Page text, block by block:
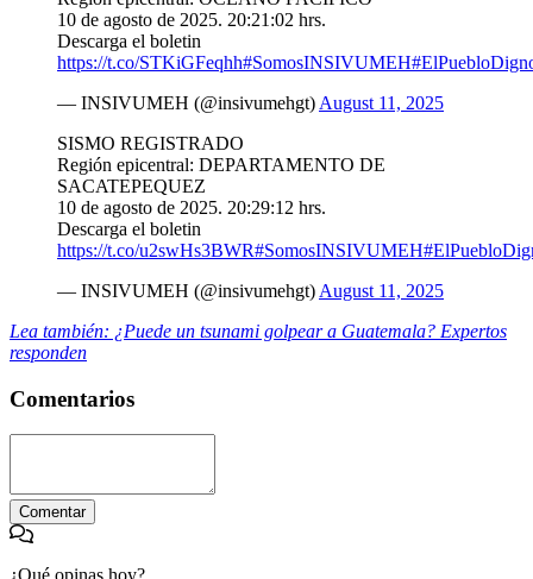
10 de agosto de 2025. 20:21:02 hrs.
Descarga el boletin
https://t.co/STKiGFeqhh#SomosINSIVUMEH
— INSIVUMEH (@insivumehgt) August 11, 2025
SISMO REGISTRADO
Región epicentral: DEPARTAMENTO DE
SACATEPEQUEZ
10 de agosto de 2025. 20:29:12 hrs.
Descarga el boletin
https://t.co/u2swHs3BWR#SomosINSIVUMEH
— INSIVUMEH (@insivumehgt) August 11, 2025
Lea también: ¿Puede un tsunami golpear a Guatemala? Expertos
responden
Comentarios
Comentar